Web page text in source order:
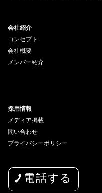
電話する
会社紹介
コンセプト
会社概要
メンバー紹介
採用情報
メディア掲載
問い合わせ
プライバシーポリシー
copyright© 2026